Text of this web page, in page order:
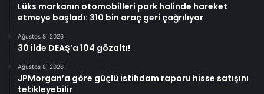
Lüks markanın otomobilleri park halinde hareket
etmeye başladı: 310 bin araç geri çağrılıyor
Ağustos 8, 2026
30 ilde DEAŞ’a 104 gözaltı!
Ağustos 8, 2026
JPMorgan’a göre güçlü istihdam raporu hisse satışını
tetikleyebilir